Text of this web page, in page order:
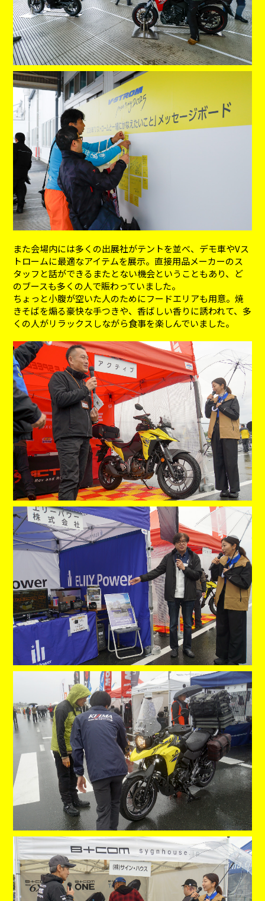
また会場内には多くの出展社がテントを並べ、デモ車やVス
トロームに最適なアイテムを展示。直接用品メーカーのス
タッフと話ができるまたとない機会ということもあり、ど
のブースも多くの人で賑わっていました。
ちょっと小腹が空いた人のためにフードエリアも用意。焼
きそばを煽る豪快な手つきや、香ばしい香りに誘われて、多
くの人がリラックスしながら食事を楽しんでいました。